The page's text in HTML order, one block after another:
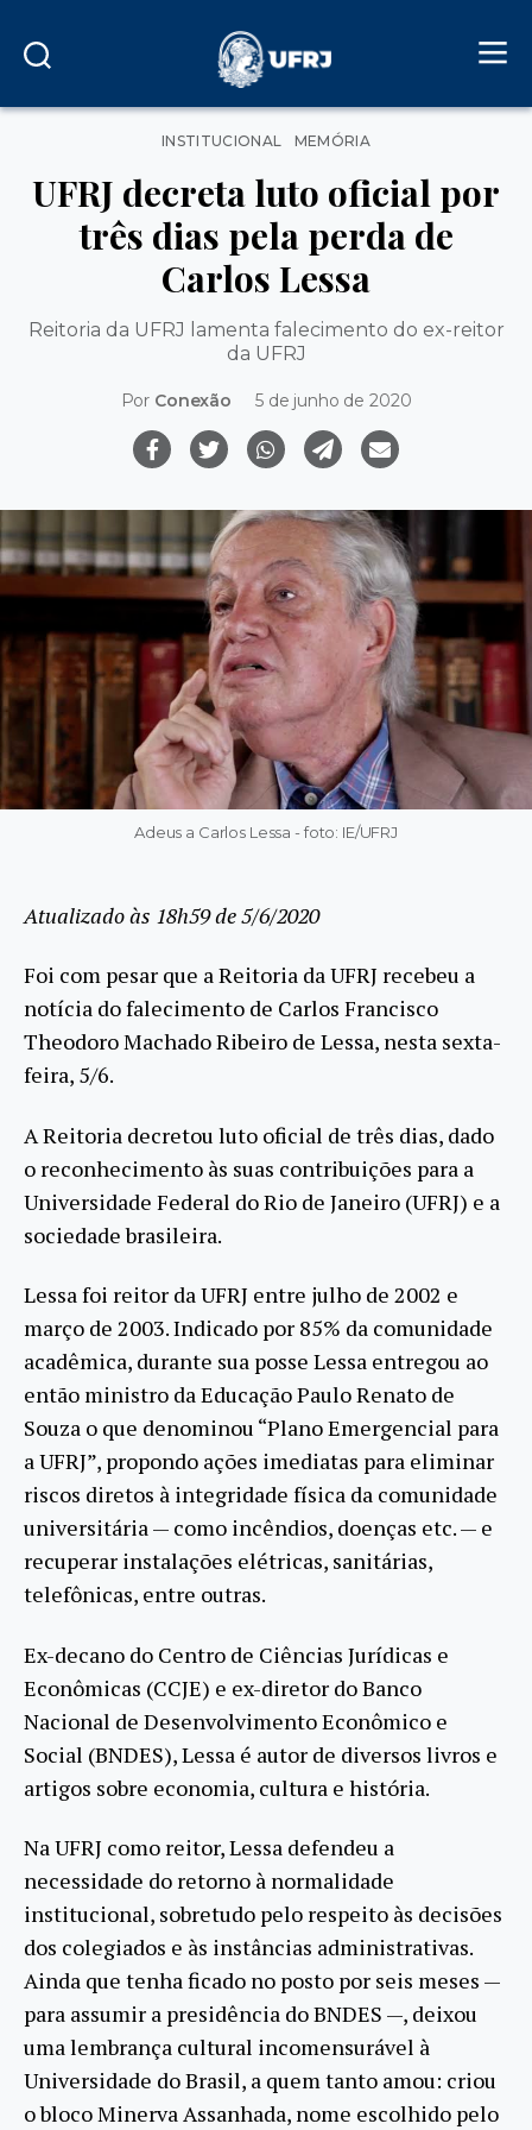
Categorias
INSTITUCIONAL MEMÓRIA
UFRJ decreta luto oficial por
três dias pela perda de
Carlos Lessa
Reitoria da UFRJ lamenta falecimento do ex-reitor
da UFRJ
Por Conexão 5 de junho de 2020
Adeus a Carlos Lessa - foto: IE/UFRJ
Atualizado às 18h59 de 5/6/2020
Foi com pesar que a Reitoria da UFRJ recebeu a
notícia do falecimento de Carlos Francisco
Theodoro Machado Ribeiro de Lessa, nesta sexta-
feira, 5/6.
A Reitoria decretou luto oficial de três dias, dado
o reconhecimento às suas contribuições para a
Universidade Federal do Rio de Janeiro (UFRJ) e a
sociedade brasileira.
Lessa foi reitor da UFRJ entre julho de 2002 e
março de 2003. Indicado por 85% da comunidade
acadêmica, durante sua posse Lessa entregou ao
então ministro da Educação Paulo Renato de
Souza o que denominou “Plano Emergencial para
a UFRJ”, propondo ações imediatas para eliminar
riscos diretos à integridade física da comunidade
universitária — como incêndios, doenças etc. — e
recuperar instalações elétricas, sanitárias,
telefônicas, entre outras.
Ex-decano do Centro de Ciências Jurídicas e
Econômicas (CCJE) e ex-diretor do Banco
Nacional de Desenvolvimento Econômico e
Social (BNDES), Lessa é autor de diversos livros e
artigos sobre economia, cultura e história.
Na UFRJ como reitor, Lessa defendeu a
necessidade do retorno à normalidade
institucional, sobretudo pelo respeito às decisões
dos colegiados e às instâncias administrativas.
Ainda que tenha ficado no posto por seis meses —
para assumir a presidência do BNDES —, deixou
uma lembrança cultural incomensurável à
Universidade do Brasil, a quem tanto amou: criou
o bloco Minerva Assanhada, nome escolhido pelo